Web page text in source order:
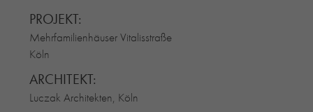
BLOG
PROJEKT:
Mehrfamilienhäuser Vitalisstraße
Köln
ARCHITEKT:
Luczak Architekten, Köln